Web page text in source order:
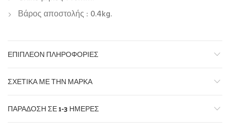
Βάρος αποστολής : 0.4kg.
ΕΠΙΠΛΈΟΝ ΠΛΗΡΟΦΟΡΊΕΣ
ΣΧΕΤΙΚΆ ΜΕ ΤΗΝ ΜΆΡΚΑ
ΠΑΡΆΔΟΣΗ ΣΕ 1-3 ΗΜΈΡΕΣ